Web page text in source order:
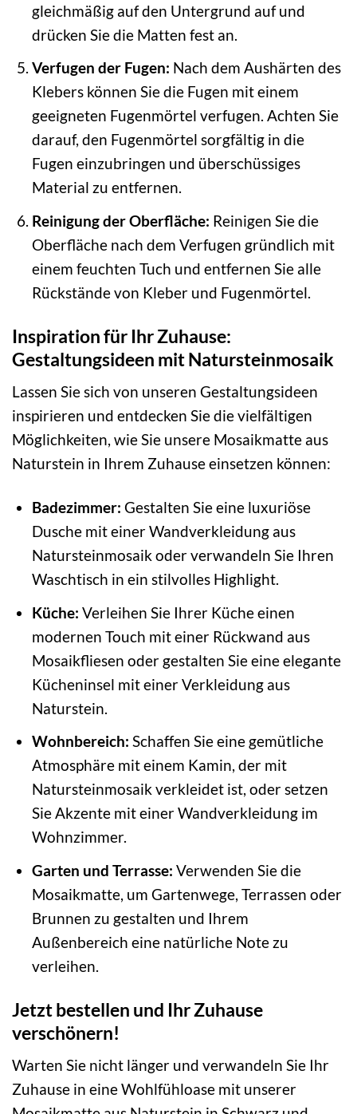
gleichmäßig auf den Untergrund auf und
drücken Sie die Matten fest an.
Verfugen der Fugen: Nach dem Aushärten des
Klebers können Sie die Fugen mit einem
geeigneten Fugenmörtel verfugen. Achten Sie
darauf, den Fugenmörtel sorgfältig in die
Fugen einzubringen und überschüssiges
Material zu entfernen.
Reinigung der Oberfläche: Reinigen Sie die
Oberfläche nach dem Verfugen gründlich mit
einem feuchten Tuch und entfernen Sie alle
Rückstände von Kleber und Fugenmörtel.
Inspiration für Ihr Zuhause:
Gestaltungsideen mit Natursteinmosaik
Lassen Sie sich von unseren Gestaltungsideen
inspirieren und entdecken Sie die vielfältigen
Möglichkeiten, wie Sie unsere Mosaikmatte aus
Naturstein in Ihrem Zuhause einsetzen können:
Badezimmer: Gestalten Sie eine luxuriöse
Dusche mit einer Wandverkleidung aus
Natursteinmosaik oder verwandeln Sie Ihren
Waschtisch in ein stilvolles Highlight.
Küche: Verleihen Sie Ihrer Küche einen
modernen Touch mit einer Rückwand aus
Mosaikfliesen oder gestalten Sie eine elegante
Kücheninsel mit einer Verkleidung aus
Naturstein.
Wohnbereich: Schaffen Sie eine gemütliche
Atmosphäre mit einem Kamin, der mit
Natursteinmosaik verkleidet ist, oder setzen
Sie Akzente mit einer Wandverkleidung im
Wohnzimmer.
Garten und Terrasse: Verwenden Sie die
Mosaikmatte, um Gartenwege, Terrassen oder
Brunnen zu gestalten und Ihrem
Außenbereich eine natürliche Note zu
verleihen.
Jetzt bestellen und Ihr Zuhause
verschönern!
Warten Sie nicht länger und verwandeln Sie Ihr
Zuhause in eine Wohlfühloase mit unserer